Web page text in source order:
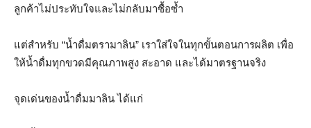
ลูกค้าไม่ประทับใจและไม่กลับมาซื้อซ้ำ
แต่สำหรับ “น้ำดื่มตรามาลิน” เราใส่ใจในทุกขั้นตอนการผลิต เพื่อ
ให้น้ำดื่มทุกขวดมีคุณภาพสูง สะอาด และได้มาตรฐานจริง
จุดเด่นของน้ำดื่มมาลิน ได้แก่